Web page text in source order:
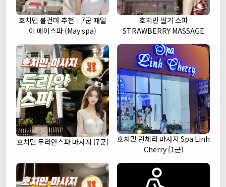
호치민 불건마 추천｜7군 때밀
이 메이스파 (May spa)
호치민 딸기 스파
STRAWBERRY MASSAGE
호치민 두리안스파 마사지 (7군)
호치민 린체리 마사지 Spa Linh
Cherry (1군)